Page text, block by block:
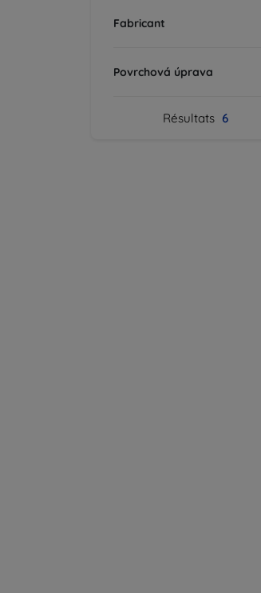
Fabricant
Povrchová úprava
Résultats 6